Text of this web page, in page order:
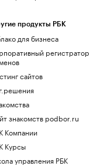
продукты РБК
для бизнеса
регистратор
сайтов
знакомств podbor.ru
Компании
Курсы
управления РБК